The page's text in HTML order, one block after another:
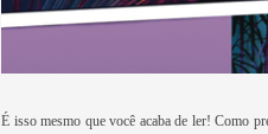
É isso mesmo que você acaba de ler! Como